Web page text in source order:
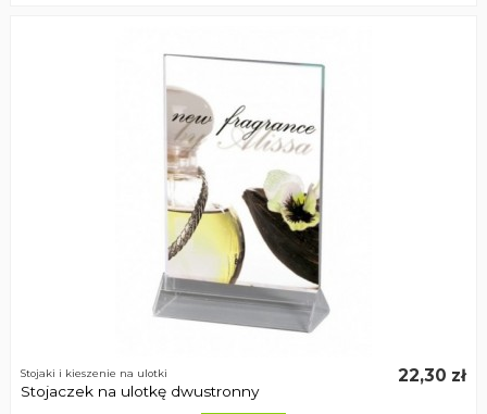
Stojaki i kieszenie na ulotki
Stojaczek na ulotkę dwustronny
22,30 zł